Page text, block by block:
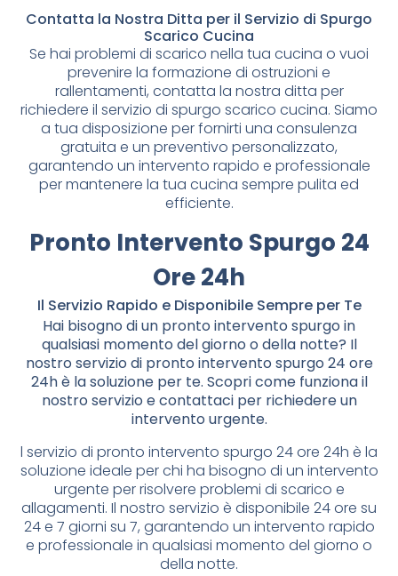
Contatta la Nostra Ditta per il Servizio di Spurgo
Scarico Cucina
Se hai problemi di scarico nella tua cucina o vuoi
prevenire la formazione di ostruzioni e
rallentamenti, contatta la nostra ditta per
richiedere il servizio di spurgo scarico cucina. Siamo
a tua disposizione per fornirti una consulenza
gratuita e un preventivo personalizzato,
garantendo un intervento rapido e professionale
per mantenere la tua cucina sempre pulita ed
efficiente.
Pronto Intervento Spurgo 24
Ore 24h
Il Servizio Rapido e Disponibile Sempre per Te
Hai bisogno di un pronto intervento spurgo in
qualsiasi momento del giorno o della notte? Il
nostro servizio di pronto intervento spurgo 24 ore
24h è la soluzione per te. Scopri come funziona il
nostro servizio e contattaci per richiedere un
intervento urgente.
l servizio di pronto intervento spurgo 24 ore 24h è la
soluzione ideale per chi ha bisogno di un intervento
urgente per risolvere problemi di scarico e
allagamenti. Il nostro servizio è disponibile 24 ore su
24 e 7 giorni su 7, garantendo un intervento rapido
e professionale in qualsiasi momento del giorno o
della notte.